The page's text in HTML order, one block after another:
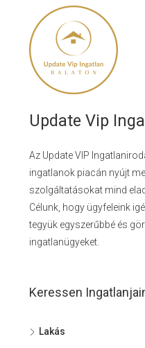
Update Vip
Az Update VIP
ingatlanok piacán nyújt
szolgáltatásokat mind
Célunk, hogy ügyfeleink
tegyük egyszerűbbé és
ingatlanügyeket.
Keressen
Lakás